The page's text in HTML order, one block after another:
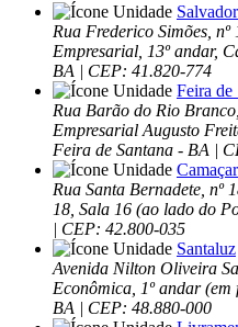
Rua Frederico Simões,
Empresarial, 13º andar,
BA | CEP: 41.820-774
Feira de
Rua Barão do Rio
Empresarial Augusto
Feira de Santana - BA |
Rua Santa Bernadete,
18, Sala 16 (ao lado do
| CEP: 42.800-035
Santaluz
Avenida Nilton Oliveira
Econômica, 1º andar (em
BA | CEP: 48.880-000